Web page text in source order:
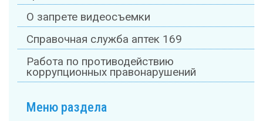
О запрете видеосъемки
Справочная служба аптек 169
Работа по противодействию
коррупционных правонарушений
Меню раздела